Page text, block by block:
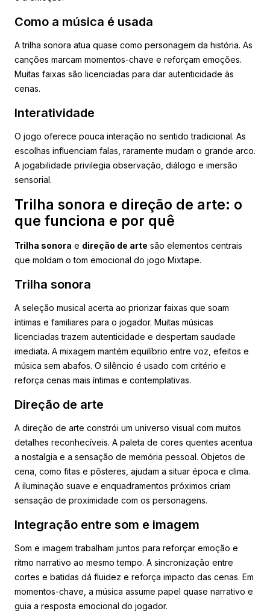
Como a música é usada
A trilha sonora atua quase como personagem da história. As
canções marcam momentos-chave e reforçam emoções.
Muitas faixas são licenciadas para dar autenticidade às
cenas.
Interatividade
O jogo oferece pouca interação no sentido tradicional. As
escolhas influenciam falas, raramente mudam o grande arco.
A jogabilidade privilegia observação, diálogo e imersão
sensorial.
Trilha sonora e direção de arte: o
que funciona e por quê
Trilha sonora e direção de arte são elementos centrais
que moldam o tom emocional do jogo Mixtape.
Trilha sonora
A seleção musical acerta ao priorizar faixas que soam
íntimas e familiares para o jogador. Muitas músicas
licenciadas trazem autenticidade e despertam saudade
imediata. A mixagem mantém equilíbrio entre voz, efeitos e
música sem abafos. O silêncio é usado com critério e
reforça cenas mais íntimas e contemplativas.
Direção de arte
A direção de arte constrói um universo visual com muitos
detalhes reconhecíveis. A paleta de cores quentes acentua
a nostalgia e a sensação de memória pessoal. Objetos de
cena, como fitas e pôsteres, ajudam a situar época e clima.
A iluminação suave e enquadramentos próximos criam
sensação de proximidade com os personagens.
Integração entre som e imagem
Som e imagem trabalham juntos para reforçar emoção e
ritmo narrativo ao mesmo tempo. A sincronização entre
cortes e batidas dá fluidez e reforça impacto das cenas. Em
momentos-chave, a música assume papel quase narrativo e
guia a resposta emocional do jogador.